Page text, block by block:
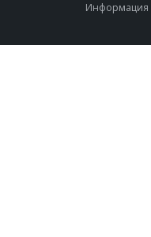
Информация